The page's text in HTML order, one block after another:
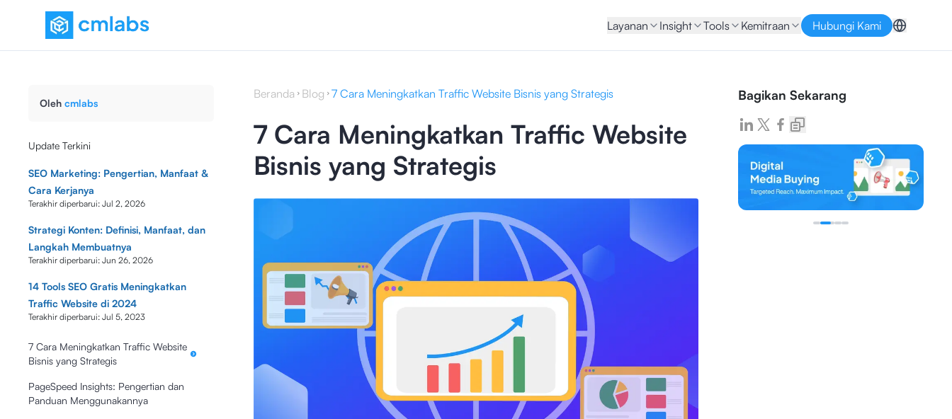
Layanan Insight Tools Kemitraan Hubungi Kami
Oleh cmlabs
Update Terkini
SEO Marketing: Pengertian, Manfaat &
Cara Kerjanya
Terakhir diperbarui: Jul 2, 2026
Strategi Konten: Definisi, Manfaat, dan
Langkah Membuatnya
Terakhir diperbarui: Jun 26, 2026
14 Tools SEO Gratis Meningkatkan
Traffic Website di 2024
Terakhir diperbarui: Jul 5, 2023
7 Cara Meningkatkan Traffic Website
Bisnis yang Strategis
PageSpeed Insights: Pengertian dan
Panduan Menggunakannya
Beranda Blog 7 Cara Meningkatkan Traffic Website Bisnis yang Strategis
7 Cara Meningkatkan Traffic Website
Bisnis yang Strategis
Bagikan Sekarang